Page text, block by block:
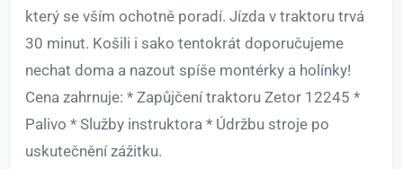
který se vším ochotně poradí. Jízda v traktoru trvá
30 minut. Košili i sako tentokrát doporučujeme
nechat doma a nazout spíše montérky a holínky!
Cena zahrnuje: * Zapůjčení traktoru Zetor 12245 *
Palivo * Služby instruktora * Údržbu stroje po
uskutečnění zážitku.